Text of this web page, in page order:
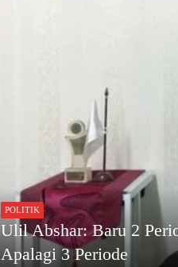
POLITIK
Ulil Abshar: Baru 2
Apalagi 3 Periode